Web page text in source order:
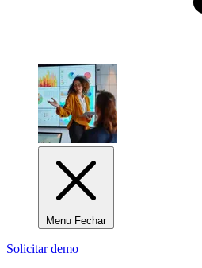
Menu Fechar
Solicitar demo